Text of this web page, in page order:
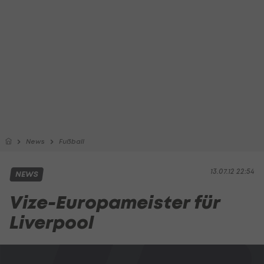
News Fußball
13.07.12 22:54
NEWS
Vize-Europameister für
Liverpool